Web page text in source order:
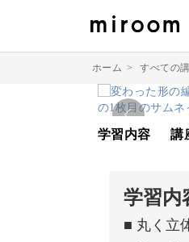
ホーム > すべての
学習内容 講
学習内
■ 丸く立